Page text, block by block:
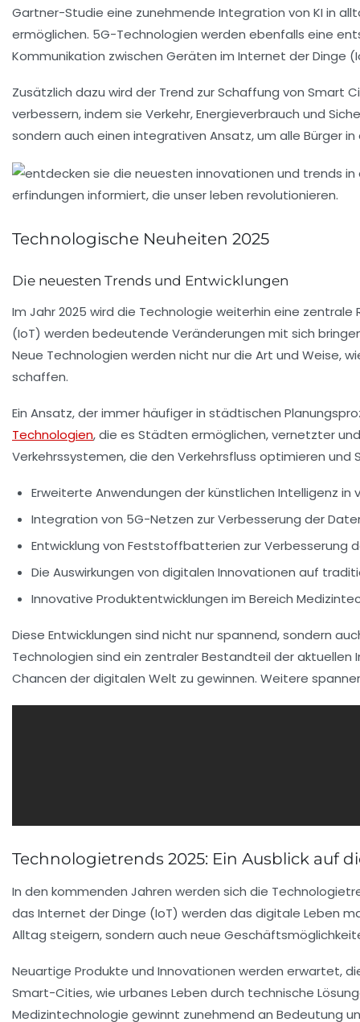
Gartner-Studie eine zunehmende Integration von KI in
ermöglichen. 5G-Technologien werden ebenfalls eine
Kommunikation zwischen Geräten im Internet der Dinge
Zusätzlich dazu wird der Trend zur Schaffung von Smart
verbessern, indem sie Verkehr, Energieverbrauch und
sondern auch einen integrativen Ansatz, um alle Bürger
Technologische Neuheiten 2025
Die neuesten Trends und Entwicklungen
Im Jahr2025 wird die Technologie weiterhin eine
(IoT) werden bedeutende Veränderungen mit sich
Neue Technologien werden nicht nur die Art und Weise,
schaffen.
Ein Ansatz, der immer häufiger in städtischen
Technologien, die es Städten ermöglichen, vernetzter
Verkehrssystemen, die den Verkehrsfluss optimieren und
Erweiterte Anwendungen derkünstlichen Intelligenz in
Integration von 5G-Netzen zur Verbesserung der
Entwicklung von Feststoffbatterien zur Verbesserung
Die Auswirkungen von digitalen Innovationen auf
Innovative Produktentwicklungen im Bereich
Diese Entwicklungen sind nicht nur spannend, sondern
Technologien sind ein zentraler Bestandteil der
Chancen der digitalen Welt zu gewinnen. Weitere
Technologietrends 2025: Ein Ausblick auf
In den kommenden Jahren werden sich die
das Internet der Dinge (IoT) werden das digitale Leben
Alltag steigern, sondern auch neue
Neuartige Produkte und Innovationen werden erwartet,
Smart-Cities, wie urbanes Leben durch technische
Medizintechnologie gewinnt zunehmend an Bedeutung